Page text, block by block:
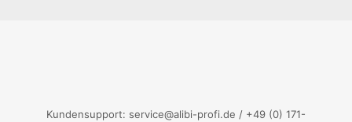
Kundensupport: service@alibi-profi.de / +49 (0) 171-